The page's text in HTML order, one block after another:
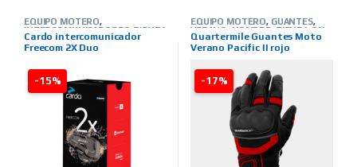
-15%
EQUIPO MOTERO,
INTERCOMUNICADORES, TIENDA
ON LINE,MARCAS,CARDO
Cardo intercomunicador
Freecom 2X Duo
-17%
EQUIPO MOTERO, GUANTES,
VERANO
HOMBRE TIENDA ON
LINE,MARCAS ,QUARTER MILE
Quartermile Guantes Moto
Verano Pacific II rojo